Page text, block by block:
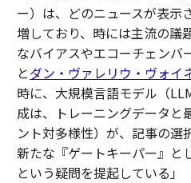
ー）は、どのニュースが表示
増しており、時には主流の議
なバイアスやエコーチェンバ
とダン・ヴァレリウ・ヴォイ
時に、大規模言語モデル（
成は、トレーニングデータと
ント対多様性）が、記事の選
新たな『ゲートキーパー』と
という疑問を提起している」